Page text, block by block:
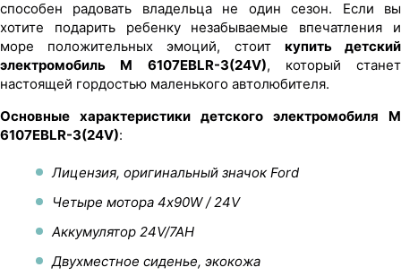
способен радовать владельца не один сезон. Если вы
хотите подарить ребенку незабываемые впечатления и
море положительных эмоций, стоит купить детский
электромобиль M 6107EBLR-3(24V), который станет
настоящей гордостью маленького автолюбителя.
Основные характеристики детского электромобиля M
6107EBLR-3(24V):
Лицензия, оригинальный значок Ford
Четыре мотора 4х90W / 24V
Аккумулятор 24V/7AH
Двухместное сиденье, экокожа